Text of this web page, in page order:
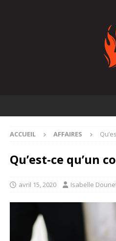
ACCUEIL AFFAIRES
Qu’est-ce qu’un
avril 15, 2020 Isabelle